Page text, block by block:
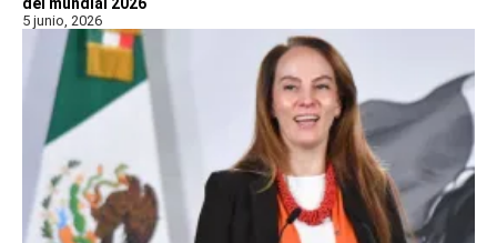
5 junio, 2026